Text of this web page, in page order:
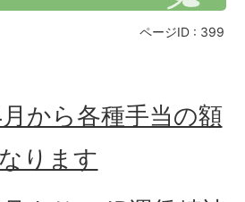
ページID : 399
から各種手当の額
ります